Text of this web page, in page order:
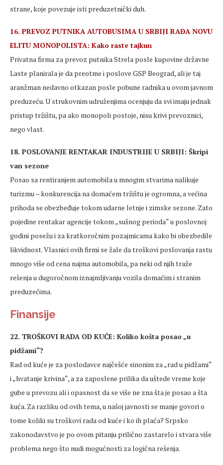
strane, koje povezuje isti preduzetnički duh.
16. PREVOZ PUTNIKA AUTOBUSIMA U SRBIJI RAĐA NOVU
ELITU MONOPOLISTA: Kako raste tajkun
Privatna firma za prevoz putnika Strela posle kupovine državne
Laste planirala je da preotme i poslove GSP Beograd, ali je taj
aranžman nedavno otkazan posle pobune radnika u ovom javnom
preduzeću. U strukovnim udruženjima ocenjuju da svi imaju jednak
pristup tržištu, pa ako monopoli postoje, nisu krivi prevoznici,
nego vlast.
18. POSLOVANJE RENTAKAR INDUSTRIJE U SRBIJI: Škripi
van sezone
Posao sa rentiranjem automobila u mnogim stvarima nalikuje
turizmu – konkurencija na domaćem tržištu je ogromna, a većina
prihoda se obezbeđuje tokom udarne letnje i zimske sezone. Zato
pojedine rentakar agencije tokom „sušnog perioda“ u poslovnoj
godini posežu i za kratkoročnim pozajmicama kako bi obezbedile
likvidnost. Vlasnici ovih firmi se žale da troškovi poslovanja rastu
mnogo više od cena najma automobila, pa neki od njih traže
rešenja u dugoročnom iznajmljivanju vozila domaćim i stranim
preduzećima.
Finansije
22. TROŠKOVI RADA OD KUĆE: Koliko košta posao „u
pidžami“?
Rad od kuće je za poslodavce najčešće sinonim za „rad u pidžami“
i „hvatanje krivina“, a za zaposlene prilika da uštede vreme koje
gube u prevozu ali i opasnost da se više ne zna šta je posao a šta
kuća. Za razliku od ovih tema, u našoj javnosti se manje govori o
tome koliki su troškovi rada od kuće i ko ih plaća? Srpsko
zakonodavstvo je po ovom pitanju prilično zastarelo i stvara više
problema nego što nudi mogućnosti za logična rešenja.